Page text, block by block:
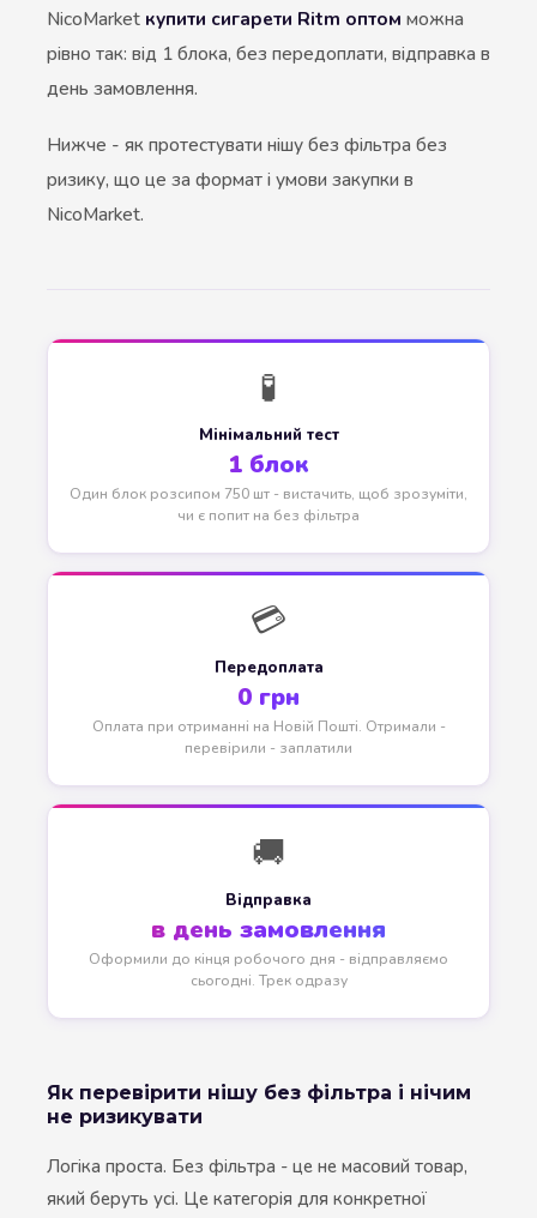
NicoMarket купити сигарети Ritm оптом можна
рівно так: від 1 блока, без передоплати, відправка в
день замовлення.
Нижче - як протестувати нішу без фільтра без
ризику, що це за формат і умови закупки в
NicoMarket.
🧪
Мінімальний тест
1 блок
Один блок розсипом 750 шт - вистачить, щоб зрозуміти,
чи є попит на без фільтра
💳
Передоплата
0 грн
Оплата при отриманні на Новій Пошті. Отримали -
перевірили - заплатили
🚚
Відправка
в день замовлення
Оформили до кінця робочого дня - відправляємо
сьогодні. Трек одразу
Як перевірити нішу без фільтра і нічим
не ризикувати
Логіка проста. Без фільтра - це не масовий товар,
який беруть усі. Це категорія для конкретної